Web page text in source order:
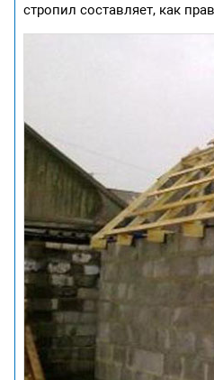
стропил составляет, как